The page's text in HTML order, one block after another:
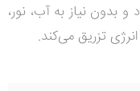
بدون نیاز به آب، نور،
تزریق می‌کند.